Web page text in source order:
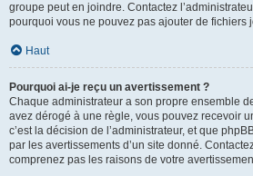
groupe peut en joindre. Contactez
pourquoi vous ne pouvez pas ajouter de fichiers
Haut
Pourquoi ai-je reçu un avertissement ?
Chaque administrateur a son propre ensemble
avez dérogé à une règle, vous pouvez recevoir
c’est la décision de l’administrateur, et que
par les avertissements d’un site donné.
comprenez pas les raisons de votre